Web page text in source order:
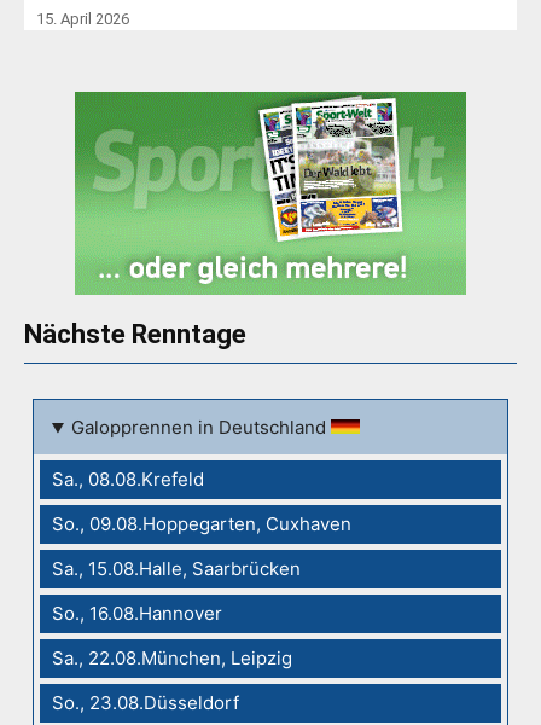
15. April 2026
Nächste Renntage
Galopprennen in Deutschland
Sa., 08.08.Krefeld
So., 09.08.Hoppegarten, Cuxhaven
Sa., 15.08.Halle, Saarbrücken
So., 16.08.Hannover
Sa., 22.08.München, Leipzig
So., 23.08.Düsseldorf